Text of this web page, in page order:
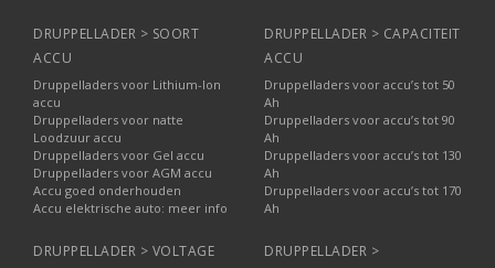
DRUPPELLADER > SOORT
ACCU
Druppelladers voor Lithium-Ion
accu
Druppelladers voor natte
Loodzuur accu
Druppelladers voor Gel accu
Druppelladers voor AGM accu
Accu goed onderhouden
Accu elektrische auto: meer info
DRUPPELLADER > CAPACITEIT
ACCU
Druppelladers voor accu’s tot 50
Ah
Druppelladers voor accu’s tot 90
Ah
Druppelladers voor accu’s tot 130
Ah
Druppelladers voor accu’s tot 170
Ah
DRUPPELLADER > VOLTAGE
DRUPPELLADER >